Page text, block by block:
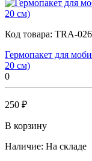
Код товара: TRA-026
Гермопакет для
20 см)
0
250 ₽
В корзину
Наличие: На складе